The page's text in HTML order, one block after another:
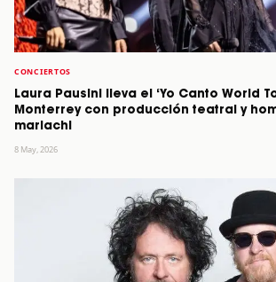
CONCIERTOS
Laura Pausini lleva el ‘Yo Canto World
Monterrey con producción teatral y
mariachi
8 May, 2026